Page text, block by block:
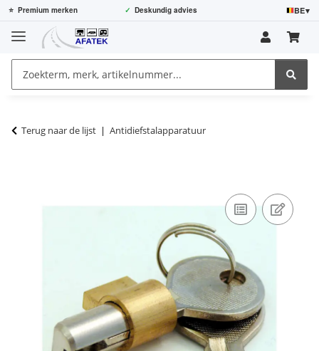
⭐ Premium merken ✓ Deskundig advies BE▾
Terug naar de lijst Antidiefstalapparatuur